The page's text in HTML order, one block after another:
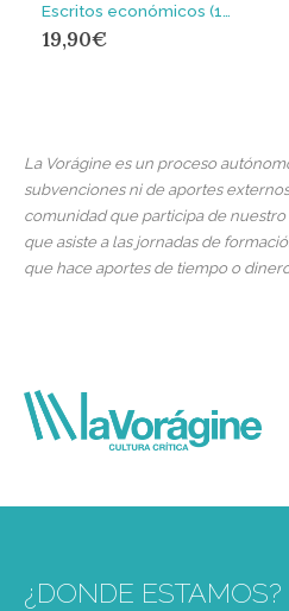
Escritos económicos (1893-1899) 1 : Contenido económico del populismo
19,90€
La Vorágine es un proceso
subvenciones ni de aportes
comunidad que participa de
que asiste a las jornadas de
que hace aportes de tiempo o
¿DONDE ESTAMOS?